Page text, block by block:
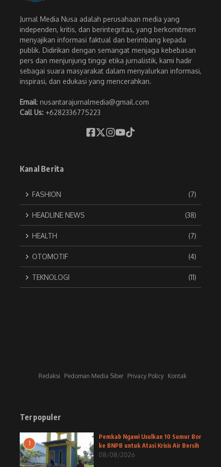
Jurnal Media Nusa adalah perusahaan media yang
independen, kritis, dan berintegritas, yang berkomitmen
menyajikan informasi faktual dan berimbang kepada
publik. Didirikan dengan semangat menjaga kebebasan
pers dan menjunjung tinggi etika jurnalistik, kami hadir
sebagai suara masyarakat dalam menyalurkan informasi,
inspirasi, dan edukasi yang mencerahkan.
Email: nusantarajurnalmedia@gmail.com
Call Us: +6282336775223
Kanal Berita
FASHION (7)
HEADLINE NEWS (38)
HEALTH (7)
OTOMOTIF (4)
TEKNOLOGI (11)
Redaksi Pedoman Media Siber Privacy Policy Kontak
Terpopuler
1
Pemkab Ngawi Usulkan 10 Sumur Bor
ke BNPB untuk Atasi Krisis Air Bersih
08/08/2026